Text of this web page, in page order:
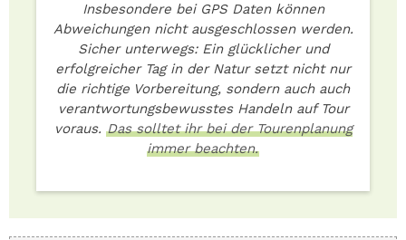
Insbesondere bei GPS Daten können
Abweichungen nicht ausgeschlossen werden.
Sicher unterwegs: Ein glücklicher und
erfolgreicher Tag in der Natur setzt nicht nur
die richtige Vorbereitung, sondern auch auch
verantwortungsbewusstes Handeln auf Tour
voraus. Das solltet ihr bei der Tourenplanung
immer beachten.